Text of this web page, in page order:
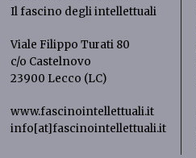
Il fascino degli intellettuali
Viale Filippo Turati 80
c/o Castelnovo
23900 Lecco (LC)
www.fascinointellettuali.it
info[at]fascinointellettuali.it